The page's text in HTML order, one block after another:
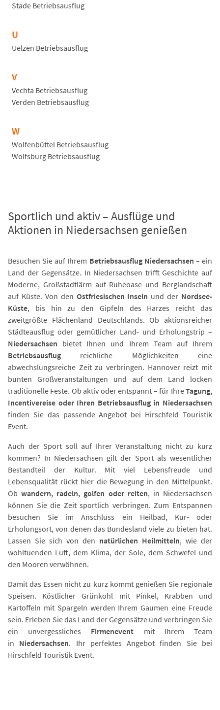
Stade Betriebsausflug
U
Uelzen Betriebsausflug
V
Vechta Betriebsausflug
Verden Betriebsausflug
W
Wolfenbüttel Betriebsausflug
Wolfsburg Betriebsausflug
Sportlich und aktiv – Ausflüge und
Aktionen in Niedersachsen genießen
Besuchen Sie auf Ihrem Betriebsausflug Niedersachsen – ein
Land der Gegensätze. In Niedersachsen trifft Geschichte auf
Moderne, Großstadtlärm auf Ruheoase und Berglandschaft
auf Küste. Von den Ostfriesischen Inseln und der Nordsee-
Küste, bis hin zu den Gipfeln des Harzes reicht das
zweitgrößte Flächenland Deutschlands. Ob aktionsreicher
Städteausflug oder gemütlicher Land- und Erholungstrip –
Niedersachsen bietet Ihnen und Ihrem Team auf Ihrem
Betriebsausflug reichliche Möglichkeiten eine
abwechslungsreiche Zeit zu verbringen. Hannover reizt mit
bunten Großveranstaltungen und auf dem Land locken
traditionelle Feste. Ob aktiv oder entspannt – für IhreTagung,
Incentivereise oder Ihren Betriebsausflug in Niedersachsen
finden Sie das passende Angebot bei Hirschfeld Touristik
Event.
Auch der Sport soll auf Ihrer Veranstaltung nicht zu kurz
kommen? In Niedersachsen gilt der Sport als wesentlicher
Bestandteil der Kultur. Mit viel Lebensfreude und
Lebensqualität rückt hier die Bewegung in den Mittelpunkt.
Obwandern, radeln, golfen oder reiten, in Niedersachsen
können Sie die Zeit sportlich verbringen. Zum Entspannen
besuchen Sie im Anschluss ein Heilbad, Kur- oder
Erholungsort, von denen das Bundesland viele zu bieten hat.
Lassen Sie sich von den natürlichen Heilmitteln, wie der
wohltuenden Luft, dem Klima, der Sole, dem Schwefel und
den Mooren verwöhnen.
Damit das Essen nicht zu kurz kommt genießen Sie regionale
Speisen. Köstlicher Grünkohl mit Pinkel, Krabben und
Kartoffeln mit Spargeln werden Ihrem Gaumen eine Freude
sein. Erleben Sie das Land der Gegensätze und verbringen Sie
ein unvergessliches Firmenevent mit Ihrem Team
in Niedersachsen. Ihr perfektes Angebot finden Sie bei
Hirschfeld Touristik Event.